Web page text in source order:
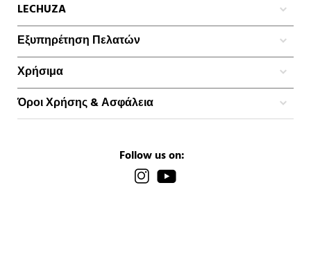
LECHUZA
Εξυπηρέτηση Πελατών
Χρήσιμα
Όροι Χρήσης & Ασφάλεια
Follow us on: